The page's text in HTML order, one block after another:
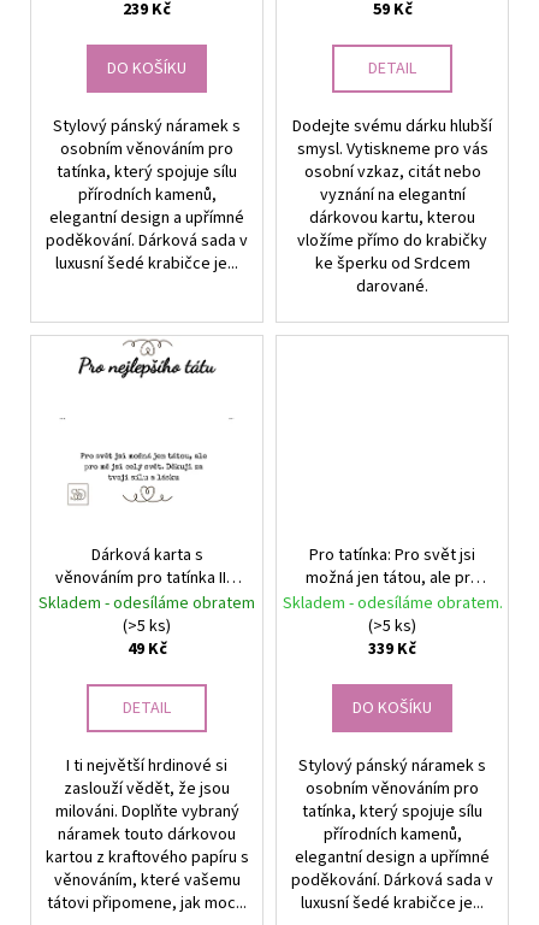
výplň, bílá kartička,
239 Kč
DO KOŠÍKU
Stylový pánský náramek s
osobním věnováním pro
tatínka, který spojuje sílu
přírodních kamenů,
elegantní design a upřímné
poděkování. Dárková sada v
luxusní šedé krabičce je...
59 Kč
DETAIL
Dodejte svému dárku hlubší
smysl. Vytiskneme pro vás
osobní vzkaz, citát nebo
vyznání na elegantní
dárkovou kartu, kterou
vložíme přímo do krabičky
ke šperku od Srdcem
darované.
Dárková karta s
věnováním pro tatínka II –
Osobní vzkaz | Srdcem
darované
Skladem - odesíláme obratem
(>5 ks)
49 Kč
DETAIL
I ti největší hrdinové si
zaslouží vědět, že jsou
milováni. Doplňte vybraný
náramek touto dárkovou
kartou z kraftového papíru s
věnováním, které vašemu
tátovi připomene, jak moc...
Pro tatínka: Pro svět jsi
možná jen tátou, ale pro
mě jsi celý svět. Pánský
náramek Triple Power –
Obsidian & Tiger Eye
černá výplň, bílá kartička,
stříbrná mašle.
Skladem - odesíláme obratem.
(>5 ks)
339 Kč
DO KOŠÍKU
Stylový pánský náramek s
osobním věnováním pro
tatínka, který spojuje sílu
přírodních kamenů,
elegantní design a upřímné
poděkování. Dárková sada v
luxusní šedé krabičce je...